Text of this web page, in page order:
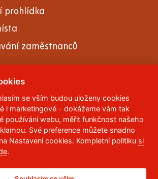
prohlídka
zaměstnanců
Pardubice,Studentská 95
2
111, 466 036 112, 466 036 113
,RSS
se vším budou uloženy cookies
i marketingové - dokážeme vám tak
používání webu, měřit funkčnost našeho
Své preference můžete snadno
Nastavení cookies. Kompletní politiku si
.